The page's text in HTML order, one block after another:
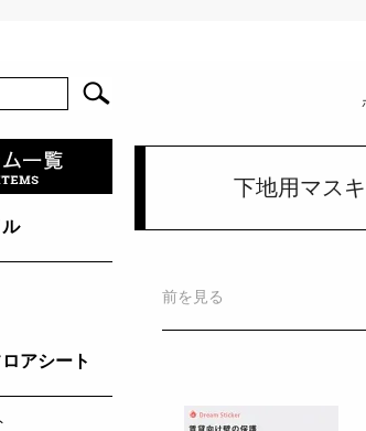
アシート
下地用マス
前を見る